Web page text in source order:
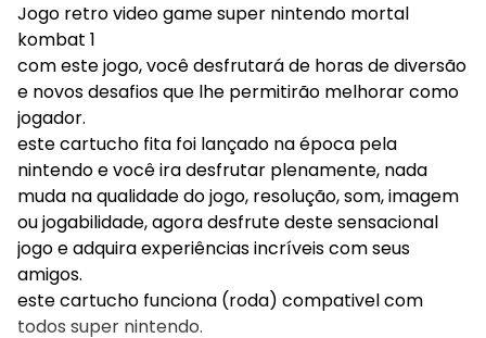
Jogo retro video game super nintendo mortal
kombat 1
com este jogo, você desfrutará de horas de diversão
e novos desafios que lhe permitirão melhorar como
jogador.
este cartucho fita foi lançado na época pela
nintendo e você ira desfrutar plenamente, nada
muda na qualidade do jogo, resolução, som, imagem
ou jogabilidade, agora desfrute deste sensacional
jogo e adquira experiências incríveis com seus
amigos.
este cartucho funciona (roda) compativel com
todos super nintendo.